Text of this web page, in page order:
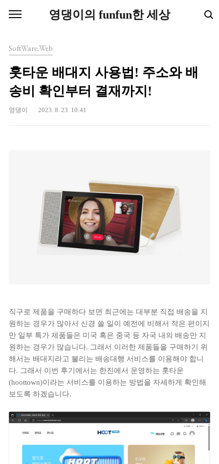
영댕이의 funfun한 세상
SoftWare.Web
훗타운 배대지 사용법! 주소와 배
송비 확인부터 결재까지!
영댕이 2023. 8. 23. 10:41
직구로 제품을 구매하다 보면 최근에는 대부분 직접 배송을 지
원하는 경우가 많아서 신경 쓸 일이 예전에 비해서 적은 편이지
만 일부 특가 제품들은 미국 혹은 중국 등 자국 내의 배송만 지
원하는 경우가 많습니다. 그래서 이러한 제품들을 구매하기 위
해서는 배대지라고 불리는 배송대행 서비스를 이용해야 합니
다. 그래서 이번 후기에서는 한진에서 운영하는 훗타운
(hoottown)이라는 서비스를 이용하는 방법을 자세하게 확인해
보도록 하겠습니다.